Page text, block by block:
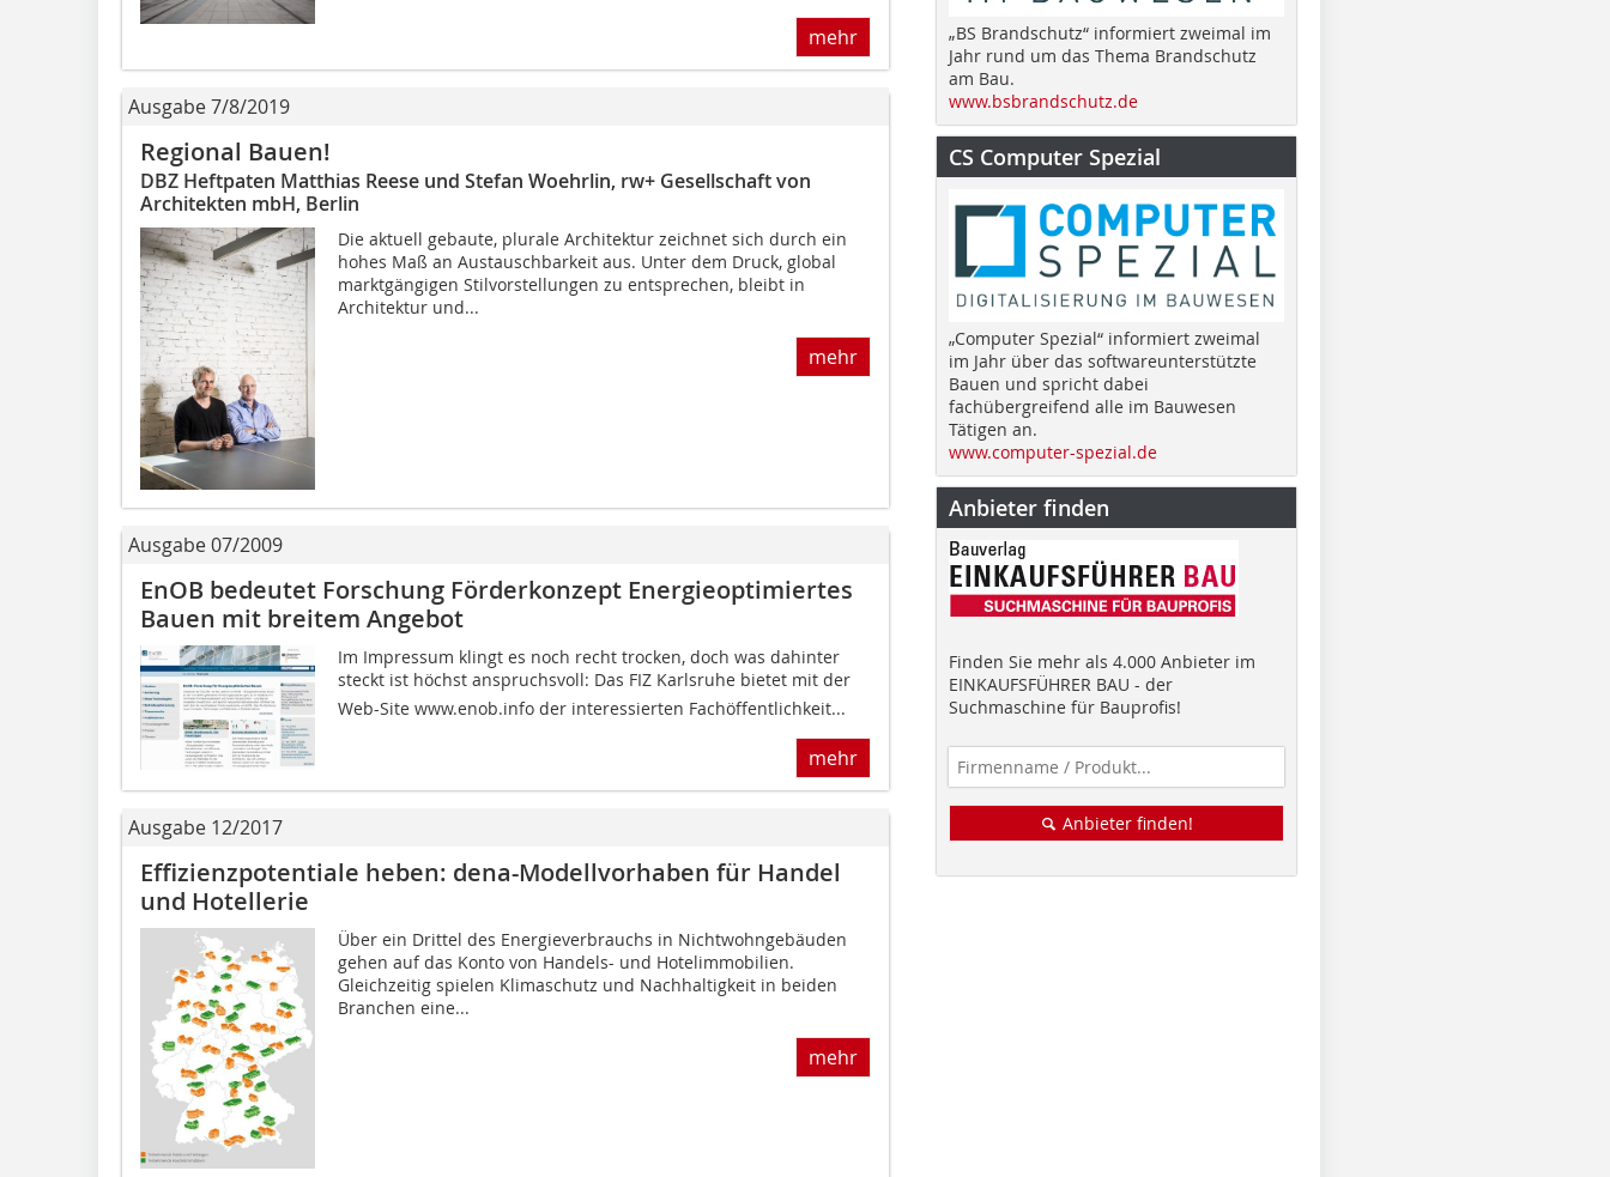
mehr
Ausgabe 7/8/2019
Regional Bauen!
DBZ Heftpaten Matthias Reese und Stefan Woehrlin, rw+ Gesellschaft von
Architekten mbH, Berlin
Die aktuell gebaute, plurale Architektur zeichnet sich durch ein
hohes Maß an Austauschbarkeit aus. Unter dem Druck, global
marktgängigen Stilvorstellungen zu entsprechen, bleibt in
Architektur und...
mehr
Ausgabe 07/2009
EnOB bedeutet Forschung Förderkonzept Energieoptimiertes
Bauen mit breitem Angebot
Im Impressum klingt es noch recht trocken, doch was dahinter
steckt ist höchst anspruchsvoll: Das FIZ Karlsruhe bietet mit der
Web-Site www.enob.info der interessierten Fachöffentlichkeit...
mehr
Ausgabe 12/2017
Effizienzpotentiale heben: dena-Modellvorhaben für Handel
und Hotellerie
Über ein Drittel des Energieverbrauchs in Nichtwohngebäuden
gehen auf das Konto von Handels- und Hotelimmobilien.
Gleichzeitig spielen Klimaschutz und Nachhaltigkeit in beiden
Branchen eine...
mehr
„BS Brandschutz“ informiert zweimal im
Jahr rund um das Thema Brandschutz
am Bau.
www.bsbrandschutz.de
CS Computer Spezial
„Computer Spezial“ informiert zweimal
im Jahr über das softwareunterstützte
Bauen und spricht dabei
fachübergreifend alle im Bauwesen
Tätigen an.
www.computer-spezial.de
Anbieter finden
Finden Sie mehr als 4.000 Anbieter im
EINKAUFSFÜHRER BAU - der
Suchmaschine für Bauprofis!
Anbieter finden!